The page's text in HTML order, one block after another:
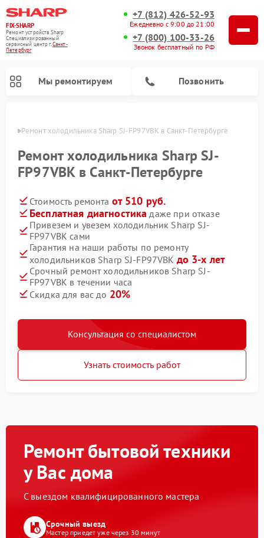
FIX-SHARP
Ремонт устройств Sharp
Специализированный
cервисный центр г.Санкт-
Петербург
+7 (812) 426-52-93
Ежедневно с 9:00 до 21:00
+7 (800) 100-33-26
Звонок бесплатный по РФ
Мы ремонтируем Позвонить
Ремонт холодильника Sharp SJ-FP97VBK в Санкт-Петербурге
Ремонт холодильника Sharp SJ-
FP97VBK в Санкт-Петербурге
Стоимость ремонта от 510 руб.
Бесплатная диагностика даже при отказе
Привезем и увезем холодильник Sharp SJ-
FP97VBK сами
Гарантия на наши работы по ремонту
холодильников Sharp SJ-FP97VBK до 3-х лет
Срочный ремонт холодильников Sharp SJ-
FP97VBK в течении часа
Скидка для вас до 20%
Консультация со специалистом
Узнать стоимость работ
Ремонт бытовой техники
у Вас дома
С выездом квалифицированного мастера
Срочный выезд
Мастер приедет уже через 30 минут